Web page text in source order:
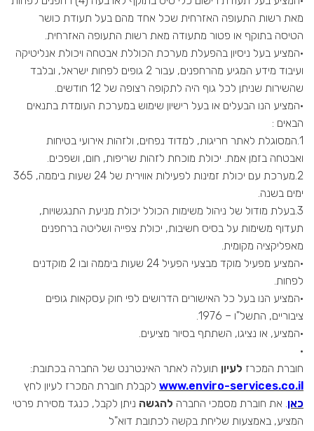
מאת רשות התעופה האזרחית שכל אחד מהם בעל תעודת כושר
הטיסה בתוקף או פטור מתעודה מאת רשות התעופה האזרחית.
·המציע בעל ניסיון בהפעלת מערכת הכוללת אבטחה ויכולת אנליטיקה
ועיבוד מידע המגיע מהרחפנים, עבור 2 גופים לפחות ישראל, ובלבד
שהשירות שניתן לכל גוף היה לתקופה רצופה של 12 חודשים.
·המציע הנו הבעלים או בעל רישיון שימוש במערכת העומדת בתנאים
הבאים :
1.המסוגלת לאתר חריגות, למדוד נפחים, ולזהות אירועי בטיחות
ואבטחה בזמן אמת. יכולת מוכחת לזהות שריפות, חום, ושפכים.
2.מערכת עם יכולת זמינות לפעילות אווירית של 24 שעות ביממה, 365
ימים בשנה.
3.בעלת מודול של ניהול משימות הכולל יכולת מניעת התנגשויות,
תעדוף משימות על בסיס חשיבות, יכולת צפייה ושליטה ברחפנים
מאפליקציה מקומית.
·המציע מפעיל מוקד מבצעי הפעיל 24 שעות ביממה ובו 2 מוקדנים
לפחות.
·המציע הנו בעל כל האישורים הדרושים לפי חוק עסקאות גופים
ציבוריים, התשל"ו – 1976.
·המציע, או נציגו, השתתף בסיור מציעים.
·
חוברת המכרז לעיון תועלה לאתר האינטרנט של החברה בכתובת:
www.enviro-services.co.il לקבלת חוברת המכרז לעיון לחץ
כאן. את חוברת מסמכי החברה להגשה ניתן לקבל, כנגד מסירת פרטי
המציע, באמצעות שליחת בקשה לכתובת דוא"ל